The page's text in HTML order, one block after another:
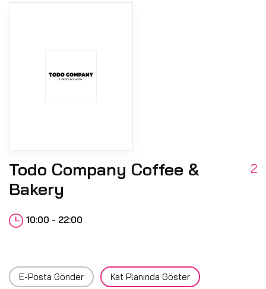
Todo Company Coffee &
Bakery
2
10:00 - 22:00
E-Posta Gönder Kat Planında Göster